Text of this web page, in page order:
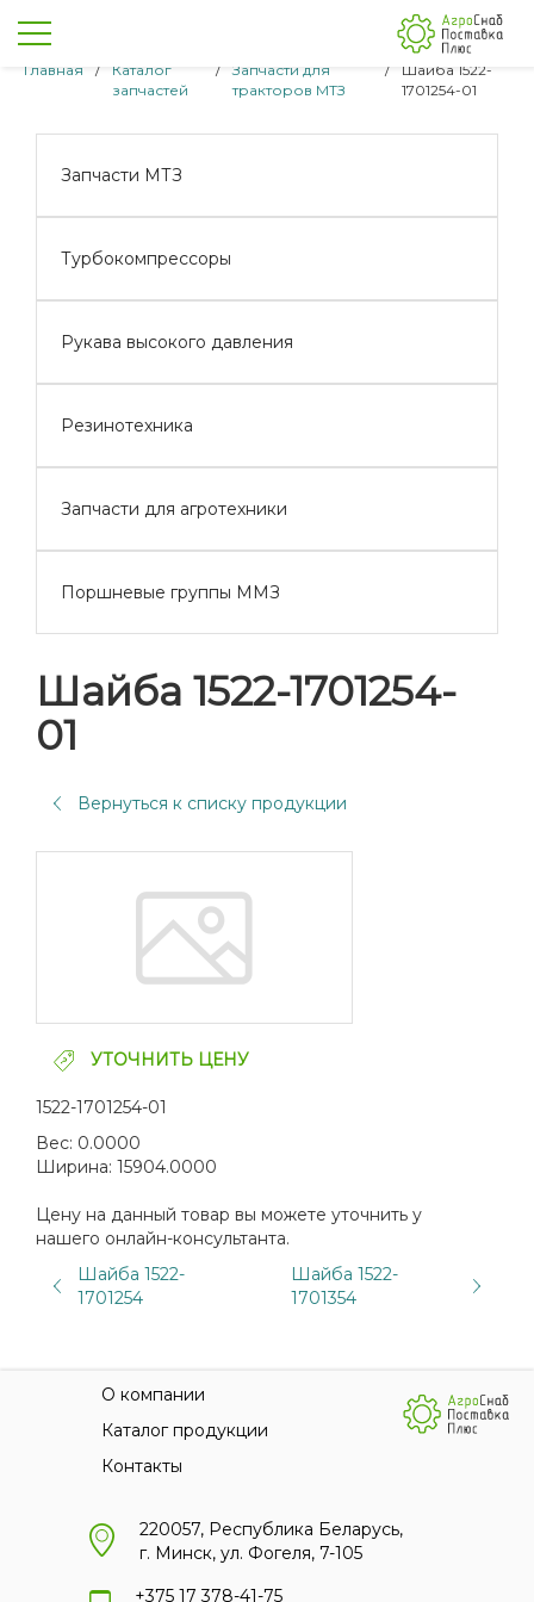
Главная /
Каталог
запчастей
/
Запчасти для
тракторов МТЗ
/
Шайба 1522-
1701254-01
Запчасти МТЗ
Турбокомпрессоры
Рукава высокого давления
Резинотехника
Запчасти для агротехники
Поршневые группы ММЗ
Шайба 1522-1701254-
01
Вернуться к списку продукции
УТОЧНИТЬ ЦЕНУ
1522-1701254-01
Вес: 0.0000
Ширина: 15904.0000
Цену на данный товар вы можете уточнить у
нашего онлайн-консультанта.
Шайба 1522-
1701254
Шайба 1522-
1701354
О компании
Каталог продукции
Контакты
220057, Республика Беларусь,
г. Минск, ул. Фогеля, 7-105
+375 17 378-41-75